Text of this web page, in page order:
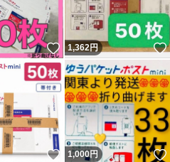
いいね！
1,362円
いいね！
1,000円